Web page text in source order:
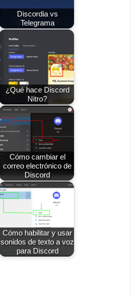
Discordia vs
Telegrama
¿Qué hace Discord
Nitro?
Cómo cambiar el
correo electrónico de
Discord
Cómo habilitar y usar
sonidos de texto a voz
para Discord